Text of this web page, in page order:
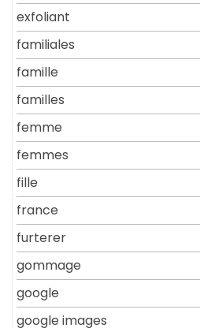
exfoliant
familiales
famille
familles
femme
femmes
fille
france
furterer
gommage
google
google images